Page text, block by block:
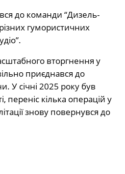
до команди “Дизель-
гумористичних
вторгнення у
приєднався до
У січні 2025 року був
переніс кілька операцій у
знову повернувся до